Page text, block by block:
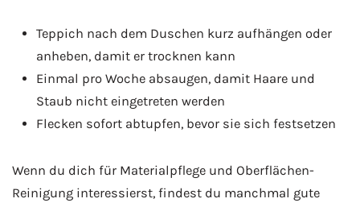
Teppich nach dem Duschen kurz aufhängen oder
anheben, damit er trocknen kann
Einmal pro Woche absaugen, damit Haare und
Staub nicht eingetreten werden
Flecken sofort abtupfen, bevor sie sich festsetzen
Wenn du dich für Materialpflege und Oberflächen-
Reinigung interessierst, findest du manchmal gute